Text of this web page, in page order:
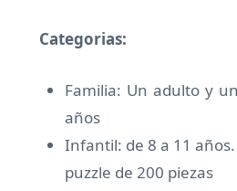
Categorias:
Familia: Un adulto y
años
Infantil: de 8 a 11
puzzle de 200 piezas